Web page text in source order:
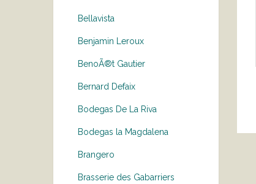
Bellavista
Benjamin Leroux
BenoÃ®t Gautier
Bernard Defaix
Bodegas De La Riva
Bodegas la Magdalena
Brangero
Brasserie des Gabarriers